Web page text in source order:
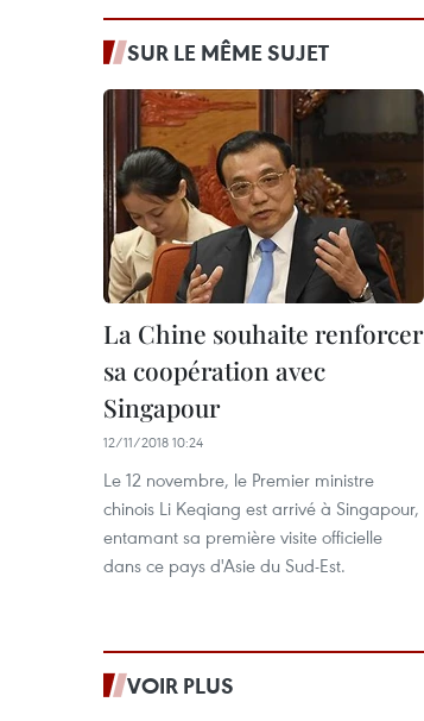
SUR LE MÊME SUJET
La Chine souhaite renforcer
sa coopération avec
Singapour
12/11/2018 10:24
Le 12 novembre, le Premier ministre
chinois Li Keqiang est arrivé à Singapour,
entamant sa première visite officielle
dans ce pays d'Asie du Sud-Est.
VOIR PLUS